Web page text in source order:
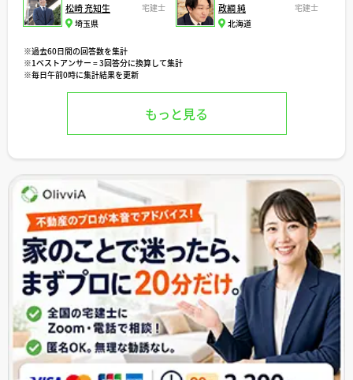
松崎 充知生
宅建士
埼玉県
政綱 純
宅建士
北海道
※過去60日間の回答数を集計
※1ベストアンサー = 3回答分に換算して集計
※毎日午前0時に集計結果を更新
もっと見る